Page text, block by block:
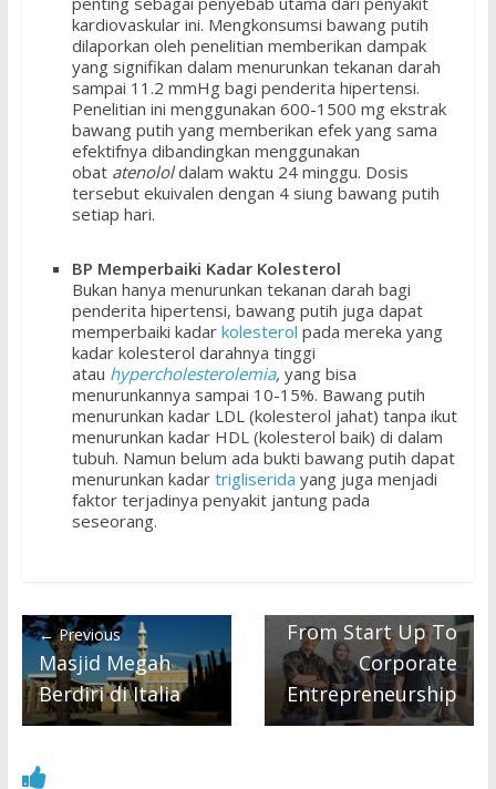
kardiovaskular ini. Mengkonsumsi bawang putih
dilaporkan oleh penelitian memberikan dampak
yang signifikan dalam menurunkan tekanan darah
sampai 11.2 mmHg bagi penderita hipertensi.
Penelitian ini menggunakan 600-1500 mg ekstrak
bawang putih yang memberikan efek yang sama
efektifnya dibandingkan menggunakan
obat atenololdalam waktu 24 minggu. Dosis
tersebut ekuivalen dengan 4 siung bawang putih
setiap hari.
BP Memperbaiki Kadar Kolesterol
Bukan hanya menurunkan tekanan darah bagi
penderita hipertensi, bawang putih juga dapat
memperbaiki kadar kolesterol pada mereka yang
kadar kolesterol darahnya tinggi
atau hypercholesterolemia, yang bisa
menurunkannya sampai 10-15%. Bawang putih
menurunkan kadar LDL (kolesterol jahat) tanpa ikut
menurunkan kadar HDL (kolesterol baik) di dalam
tubuh. Namun belum ada bukti bawang putih dapat
menurunkan kadar trigliserida yang juga menjadi
faktor terjadinya penyakit jantung pada
seseorang.
← Previous
Masjid Megah
Berdiri di Italia
Next →
7 Poin Penting
Keuntungan
Memiliki Disiplin
From Start Up To
Corporate
Entrepreneurship